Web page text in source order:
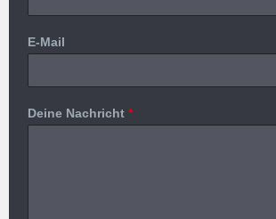
E-Mail
Deine Nachricht *